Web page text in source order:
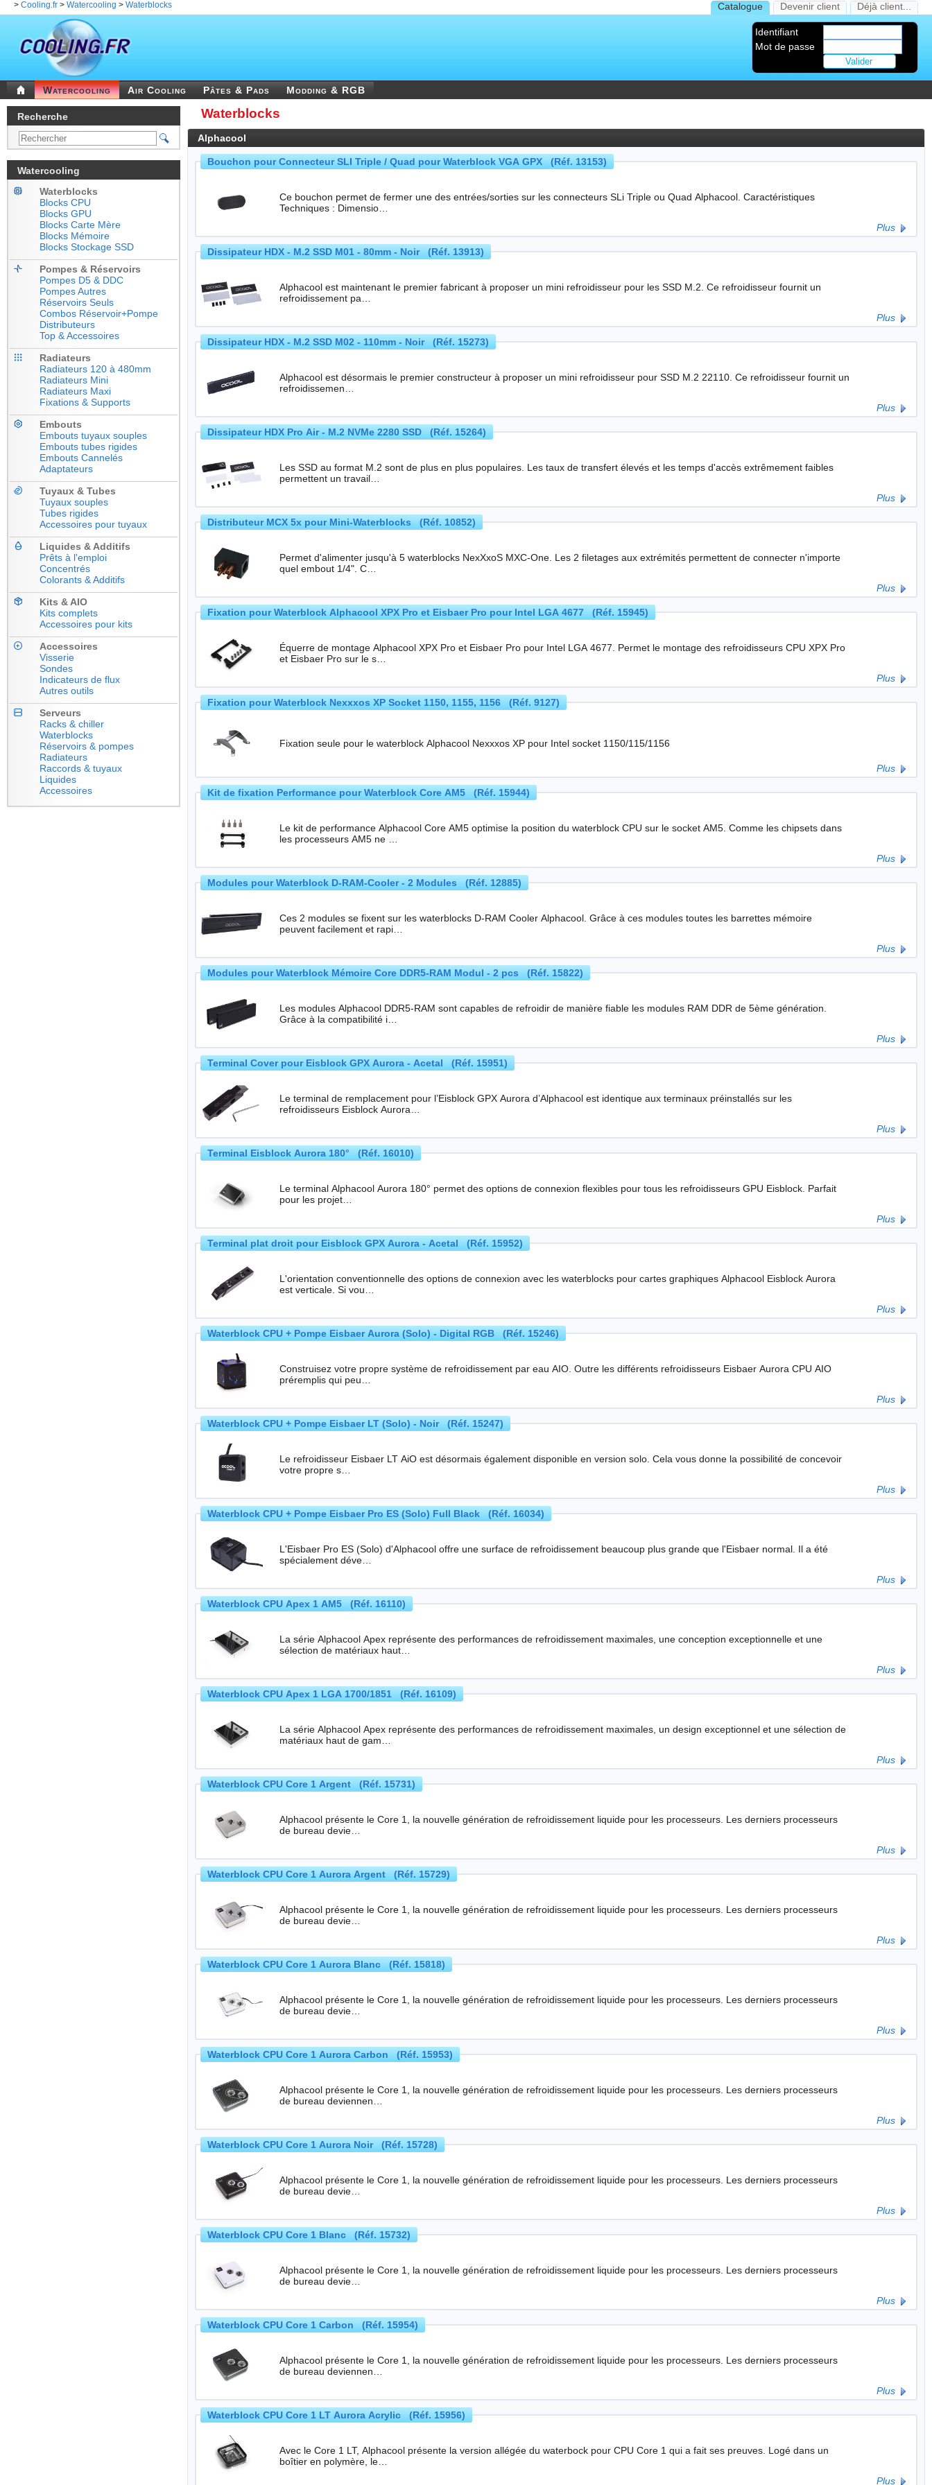
> Cooling.fr > Watercooling > Waterblocks Catalogue Devenir client Déjà client...
Identifiant
Mot de passe
Watercooling Air Cooling Pâtes & Pads Modding & RGB
Recherche
Watercooling
Waterblocks
Blocks CPU
Blocks GPU
Blocks Carte Mère
Blocks Mémoire
Blocks Stockage SSD
Pompes & Réservoirs
Pompes D5 & DDC
Pompes Autres
Réservoirs Seuls
Combos Réservoir+Pompe
Distributeurs
Top & Accessoires
Radiateurs
Radiateurs 120 à 480mm
Radiateurs Mini
Radiateurs Maxi
Fixations & Supports
Embouts
Embouts tuyaux souples
Embouts tubes rigides
Embouts Cannelés
Adaptateurs
Tuyaux & Tubes
Tuyaux souples
Tubes rigides
Accessoires pour tuyaux
Liquides & Additifs
Prêts à l'emploi
Concentrés
Colorants & Additifs
Kits & AIO
Kits complets
Accessoires pour kits
Accessoires
Visserie
Sondes
Indicateurs de flux
Autres outils
Serveurs
Racks & chiller
Waterblocks
Réservoirs & pompes
Radiateurs
Raccords & tuyaux
Liquides
Accessoires
Waterblocks
Alphacool
Bouchon pour Connecteur SLI Triple / Quad pour Waterblock VGA GPX (Réf. 13153)
Ce bouchon permet de fermer une des entrées/sorties sur les connecteurs SLi Triple ou Quad Alphacool. Caractéristiques
Techniques : Dimensio…
Plus
Dissipateur HDX - M.2 SSD M01 - 80mm - Noir (Réf. 13913)
Alphacool est maintenant le premier fabricant à proposer un mini refroidisseur pour les SSD M.2. Ce refroidisseur fournit un
refroidissement pa…
Plus
Dissipateur HDX - M.2 SSD M02 - 110mm - Noir (Réf. 15273)
Alphacool est désormais le premier constructeur à proposer un mini refroidisseur pour SSD M.2 22110. Ce refroidisseur fournit un
refroidissemen…
Plus
Dissipateur HDX Pro Air - M.2 NVMe 2280 SSD (Réf. 15264)
Les SSD au format M.2 sont de plus en plus populaires. Les taux de transfert élevés et les temps d'accès extrêmement faibles
permettent un travail…
Plus
Distributeur MCX 5x pour Mini-Waterblocks (Réf. 10852)
Permet d'alimenter jusqu'à 5 waterblocks NexXxoS MXC-One. Les 2 filetages aux extrémités permettent de connecter n'importe
quel embout 1/4". C…
Plus
Fixation pour Waterblock Alphacool XPX Pro et Eisbaer Pro pour Intel LGA 4677 (Réf. 15945)
Équerre de montage Alphacool XPX Pro et Eisbaer Pro pour Intel LGA 4677. Permet le montage des refroidisseurs CPU XPX Pro
et Eisbaer Pro sur le s…
Plus
Fixation pour Waterblock Nexxxos XP Socket 1150, 1155, 1156 (Réf. 9127)
Fixation seule pour le waterblock Alphacool Nexxxos XP pour Intel socket 1150/115/1156
Plus
Kit de fixation Performance pour Waterblock Core AM5 (Réf. 15944)
Le kit de performance Alphacool Core AM5 optimise la position du waterblock CPU sur le socket AM5. Comme les chipsets dans
les processeurs AM5 ne …
Plus
Modules pour Waterblock D-RAM-Cooler - 2 Modules (Réf. 12885)
Ces 2 modules se fixent sur les waterblocks D-RAM Cooler Alphacool. Grâce à ces modules toutes les barrettes mémoire
peuvent facilement et rapi…
Plus
Modules pour Waterblock Mémoire Core DDR5-RAM Modul - 2 pcs (Réf. 15822)
Les modules Alphacool DDR5-RAM sont capables de refroidir de manière fiable les modules RAM DDR de 5ème génération.
Grâce à la compatibilité i…
Plus
Terminal Cover pour Eisblock GPX Aurora - Acetal (Réf. 15951)
Le terminal de remplacement pour l’Eisblock GPX Aurora d’Alphacool est identique aux terminaux préinstallés sur les
refroidisseurs Eisblock Aurora…
Plus
Terminal Eisblock Aurora 180° (Réf. 16010)
Le terminal Alphacool Aurora 180° permet des options de connexion flexibles pour tous les refroidisseurs GPU Eisblock. Parfait
pour les projet…
Plus
Terminal plat droit pour Eisblock GPX Aurora - Acetal (Réf. 15952)
L'orientation conventionnelle des options de connexion avec les waterblocks pour cartes graphiques Alphacool Eisblock Aurora
est verticale. Si vou…
Plus
Waterblock CPU + Pompe Eisbaer Aurora (Solo) - Digital RGB (Réf. 15246)
Construisez votre propre système de refroidissement par eau AIO. Outre les différents refroidisseurs Eisbaer Aurora CPU AIO
préremplis qui peu…
Plus
Waterblock CPU + Pompe Eisbaer LT (Solo) - Noir (Réf. 15247)
Le refroidisseur Eisbaer LT AiO est désormais également disponible en version solo. Cela vous donne la possibilité de concevoir
votre propre s…
Plus
Waterblock CPU + Pompe Eisbaer Pro ES (Solo) Full Black (Réf. 16034)
L'Eisbaer Pro ES (Solo) d'Alphacool offre une surface de refroidissement beaucoup plus grande que l'Eisbaer normal. Il a été
spécialement déve…
Plus
Waterblock CPU Apex 1 AM5 (Réf. 16110)
La série Alphacool Apex représente des performances de refroidissement maximales, une conception exceptionnelle et une
sélection de matériaux haut…
Plus
Waterblock CPU Apex 1 LGA 1700/1851 (Réf. 16109)
La série Alphacool Apex représente des performances de refroidissement maximales, un design exceptionnel et une sélection de
matériaux haut de gam…
Plus
Waterblock CPU Core 1 Argent (Réf. 15731)
Alphacool présente le Core 1, la nouvelle génération de refroidissement liquide pour les processeurs. Les derniers processeurs
de bureau devie…
Plus
Waterblock CPU Core 1 Aurora Argent (Réf. 15729)
Alphacool présente le Core 1, la nouvelle génération de refroidissement liquide pour les processeurs. Les derniers processeurs
de bureau devie…
Plus
Waterblock CPU Core 1 Aurora Blanc (Réf. 15818)
Alphacool présente le Core 1, la nouvelle génération de refroidissement liquide pour les processeurs. Les derniers processeurs
de bureau devie…
Plus
Waterblock CPU Core 1 Aurora Carbon (Réf. 15953)
Alphacool présente le Core 1, la nouvelle génération de refroidissement liquide pour les processeurs. Les derniers processeurs
de bureau deviennen…
Plus
Waterblock CPU Core 1 Aurora Noir (Réf. 15728)
Alphacool présente le Core 1, la nouvelle génération de refroidissement liquide pour les processeurs. Les derniers processeurs
de bureau devie…
Plus
Waterblock CPU Core 1 Blanc (Réf. 15732)
Alphacool présente le Core 1, la nouvelle génération de refroidissement liquide pour les processeurs. Les derniers processeurs
de bureau devie…
Plus
Waterblock CPU Core 1 Carbon (Réf. 15954)
Alphacool présente le Core 1, la nouvelle génération de refroidissement liquide pour les processeurs. Les derniers processeurs
de bureau deviennen…
Plus
Waterblock CPU Core 1 LT Aurora Acrylic (Réf. 15956)
Avec le Core 1 LT, Alphacool présente la version allégée du waterbock pour CPU Core 1 qui a fait ses preuves. Logé dans un
boîtier en polymère, le…
Plus